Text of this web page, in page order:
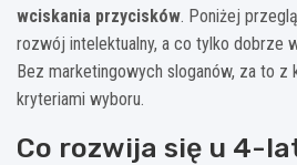
wciskania przycisków. Poniżej
rozwój intelektualny, a co tylko dobrze
Bez marketingowych sloganów, za to z
kryteriami wyboru.
Co rozwija się u 4-